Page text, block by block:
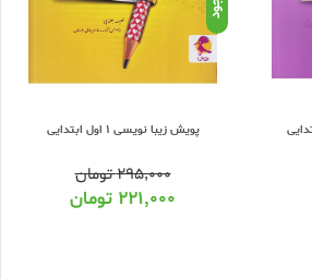
پویش زیبا نویسی 1 اول ابتدایی
۲۹۵,۰۰۰تومان
۲۲۱,۰۰۰ تومان